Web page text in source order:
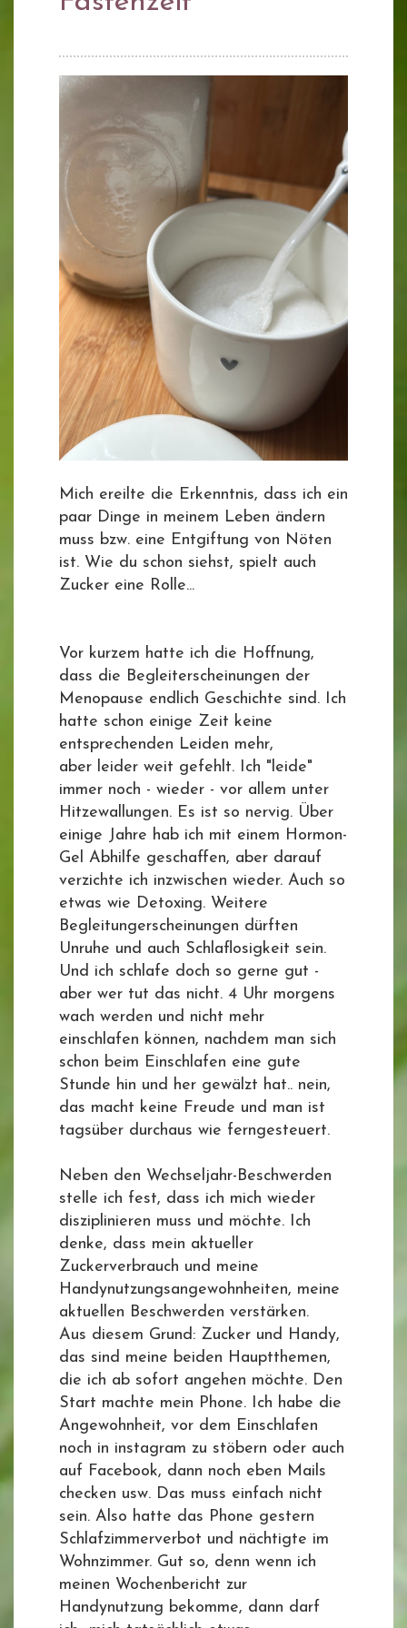
Mich ereilte die Erkenntnis, dass ich ein
paar Dinge in meinem Leben ändern
muss bzw. eine Entgiftung von Nöten
ist. Wie du schon siehst, spielt auch
Zucker eine Rolle...
Vor kurzem hatte ich die Hoffnung,
dass die Begleiterscheinungen der
Menopause endlich Geschichte sind. Ich
hatte schon einige Zeit keine
entsprechenden Leiden mehr,
aber leider weit gefehlt. Ich "leide"
immer noch - wieder - vor allem unter
Hitzewallungen. Es ist so nervig. Über
einige Jahre hab ich mit einem Hormon-
Gel Abhilfe geschaffen, aber darauf
verzichte ich inzwischen wieder. Auch so
etwas wie Detoxing. Weitere
Begleitungerscheinungen dürften
Unruhe und auch Schlaflosigkeit sein.
Und ich schlafe doch so gerne gut -
aber wer tut das nicht. 4 Uhr morgens
wach werden und nicht mehr
einschlafen können, nachdem man sich
schon beim Einschlafen eine gute
Stunde hin und her gewälzt hat.. nein,
das macht keine Freude und man ist
tagsüber durchaus wie ferngesteuert.
Neben den Wechseljahr-Beschwerden
stelle ich fest, dass ich mich wieder
disziplinieren muss und möchte. Ich
denke, dass mein aktueller
Zuckerverbrauch und meine
Handynutzungsangewohnheiten, meine
aktuellen Beschwerden verstärken.
Aus diesem Grund: Zucker und Handy,
das sind meine beiden Hauptthemen,
die ich ab sofort angehen möchte. Den
Start machte mein Phone. Ich habe die
Angewohnheit, vor dem Einschlafen
noch in instagram zu stöbern oder auch
auf Facebook, dann noch eben Mails
checken usw. Das muss einfach nicht
sein. Also hatte das Phone gestern
Schlafzimmerverbot und nächtigte im
Wohnzimmer. Gut so, denn wenn ich
meinen Wochenbericht zur
Handynutzung bekomme, dann darf